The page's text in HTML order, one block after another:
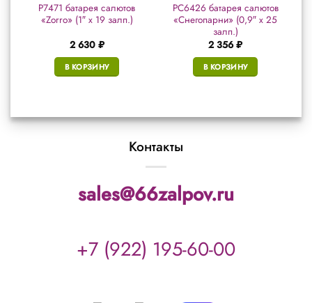
Р7471 батарея салютов
«Zorro» (1″ х 19 залп.)
2 630 ₽
В КОРЗИНУ
РС6426 батарея салютов
«Снегопарни» (0,9″ х 25
залп.)
2 356₽
В КОРЗИНУ
Контакты
sales@66zalpov.ru
+7 (922) 195-60-00